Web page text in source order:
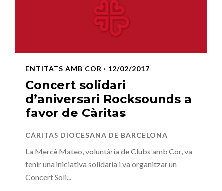
ENTITATS AMB COR · 12/02/2017
Concert solidari
d’aniversari Rocksounds a
favor de Càritas
CÀRITAS DIOCESANA DE BARCELONA
La Mercè Mateo, voluntària de Clubs amb Cor, va
tenir una iniciativa solidaria i va organitzar un
Concert Soli...